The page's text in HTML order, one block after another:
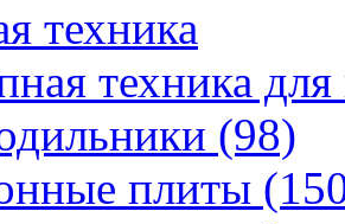
техника
техника
(98)
плиты